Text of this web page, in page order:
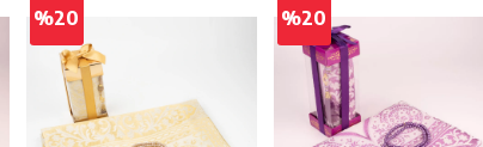
%20 %20